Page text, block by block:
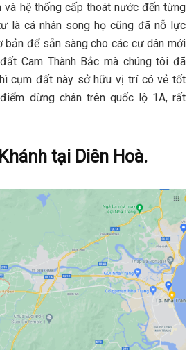
và hệ thống cấp thoát nước đến từng
là cá nhân song họ cũng đã nỗ lực
bản để sẵn sàng cho các cư dân mới
Cam Thành Bắc mà chúng tôi đã
cụm đất này sở hữu vị trí có vẻ tốt
dừng chân trên quốc lộ 1A, rất
tại Diên Hoà.